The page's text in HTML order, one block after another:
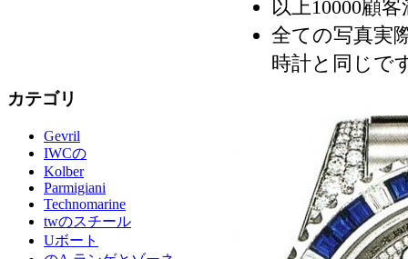
カテゴリ
Gevril
IWCの
Kolber
Parmigiani
Technomarine
twのスチール
Uボート
以上10000顧
全ての写真実
時計と同じで